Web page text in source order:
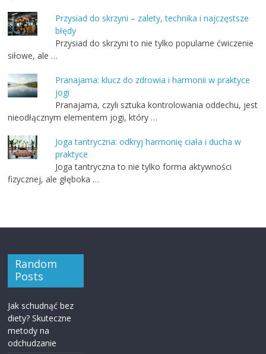
Przysiad do skrzyni – zalety, technika i najczęstsze
błędy
Przysiad do skrzyni to nie tylko popularne ćwiczenie
siłowe, ale …
Pranajama: klucz do zdrowia i harmonii w praktyce
jogi
Pranajama, czyli sztuka kontrolowania oddechu, jest
nieodłącznym elementem jogi, który …
Joga tantryczna: odkryj harmonię ciała i ducha w
praktyce
Joga tantryczna to nie tylko forma aktywności
fizycznej, ale głęboka …
Random
Posts
Jak schudnąć bez
diety? Skuteczne
metody na
odchudzanie